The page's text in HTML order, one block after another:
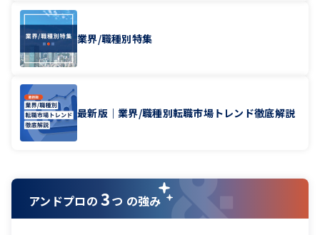
業界/職種別特集
最新版｜業界/職種別転職市場トレンド徹底解説
アンドプロの3つ の強み